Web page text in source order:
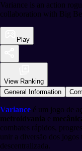
Variance is an action
collaboration with Big
Play
View Ranking
General Information
Variance é um jogo de
metroidvania e
combates rápidos,
unir a diversão dos
descentralizada.